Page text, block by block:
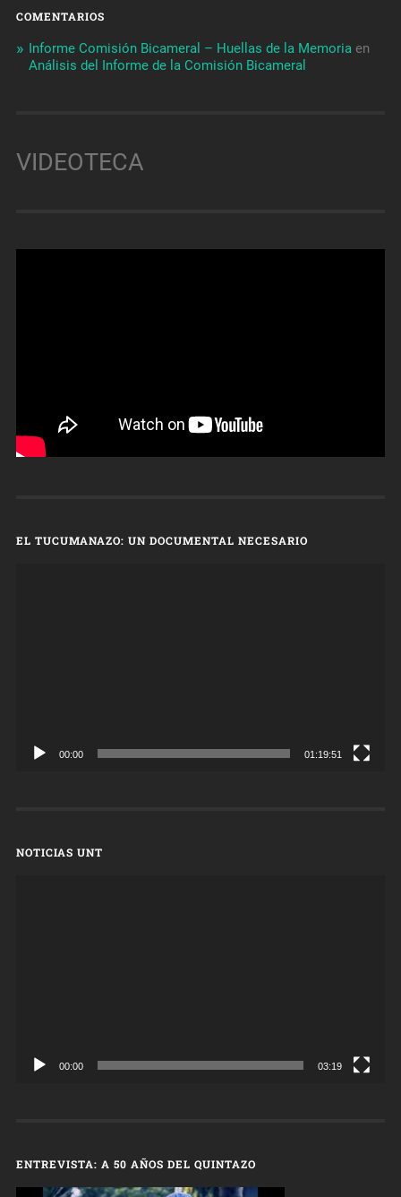
COMENTARIOS
Informe Comisión Bicameral – Huellas de la Memoria en
Análisis del Informe de la Comisión Bicameral
VIDEOTECA
EL TUCUMANAZO: UN DOCUMENTAL NECESARIO
00:00 01:19:51
NOTICIAS UNT
00:00 03:19
ENTREVISTA: A 50 AÑOS DEL QUINTAZO